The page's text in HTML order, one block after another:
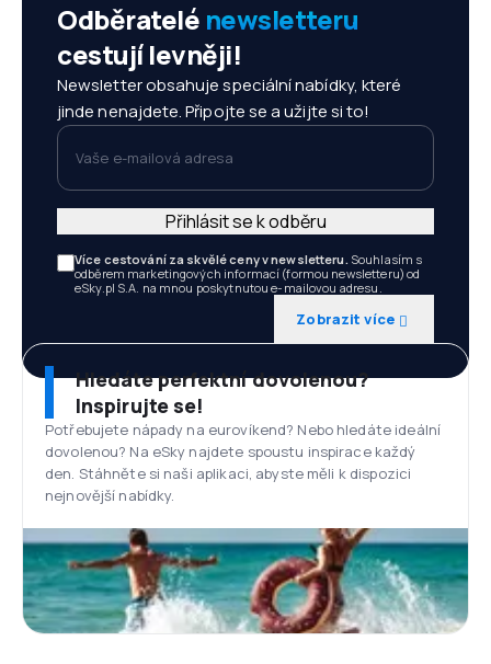
Odběratelé newsletteru
cestují levněji!
Newsletter obsahuje speciální nabídky, které
jinde nenajdete. Připojte se a užijte si to!
Vaše e-mailová adresa
Více cestování za skvělé ceny v newsletteru. Souhlasím s
odběrem marketingových informací (formou newsletteru) od
eSky.pl S.A. na mnou poskytnutou e-mailovou adresu.
Zobrazit více
Přihlásit se k odběru
Hledáte perfektní dovolenou?
Inspirujte se!
Potřebujete nápady na eurovíkend? Nebo hledáte ideální
dovolenou? Na eSky najdete spoustu inspirace každý
den. Stáhněte si naši aplikaci, abyste měli k dispozici
nejnovější nabídky.